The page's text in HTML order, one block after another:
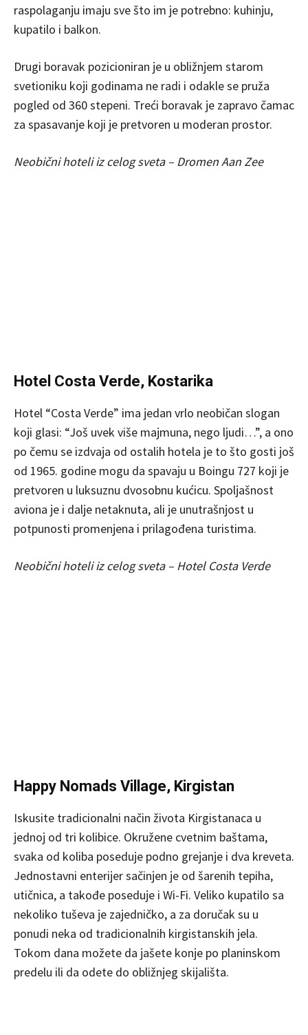
raspolaganju imaju sve što im je potrebno: kuhinju,
kupatilo i balkon.
Drugi boravak pozicioniran je u obližnjem starom
svetioniku koji godinama ne radi i odakle se pruža
pogled od 360 stepeni. Treći boravak je zapravo čamac
za spasavanje koji je pretvoren u moderan prostor.
Neobični hoteli iz celog sveta – Dromen Aan Zee
Hotel Costa Verde, Kostarika
Hotel “Costa Verde” ima jedan vrlo neobičan slogan
koji glasi: “Još uvek više majmuna, nego ljudi…”, a ono
po čemu se izdvaja od ostalih hotela je to što gosti još
od 1965. godine mogu da spavaju u Boingu 727 koji je
pretvoren u luksuznu dvosobnu kućicu. Spoljašnost
aviona je i dalje netaknuta, ali je unutrašnjost u
potpunosti promenjena i prilagođena turistima.
Neobični hoteli iz celog sveta – Hotel Costa Verde
Happy Nomads Village, Kirgistan
Iskusite tradicionalni način života Kirgistanaca u
jednoj od tri kolibice. Okružene cvetnim baštama,
svaka od koliba poseduje podno grejanje i dva kreveta.
Jednostavni enterijer sačinjen je od šarenih tepiha,
utičnica, a takođe poseduje i Wi-Fi. Veliko kupatilo sa
nekoliko tuševa je zajedničko, a za doručak su u
ponudi neka od tradicionalnih kirgistanskih jela.
Tokom dana možete da jašete konje po planinskom
predelu ili da odete do obližnjeg skijališta.